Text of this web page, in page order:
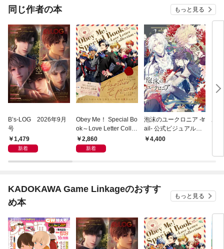
同じ作者の本 もっと見る
B’s-LOG 2026年9月
号
1,479
新着
Obey Me！ Special Bo
ok～Love Letter Colle
ction～
2,860
新着
泡沫のユークロニア -tr
ail- 公式ビジュアルフ
ァンブック
4,400
あ
KADOKAWA Game Linkageのおすす
め本
もっと見る